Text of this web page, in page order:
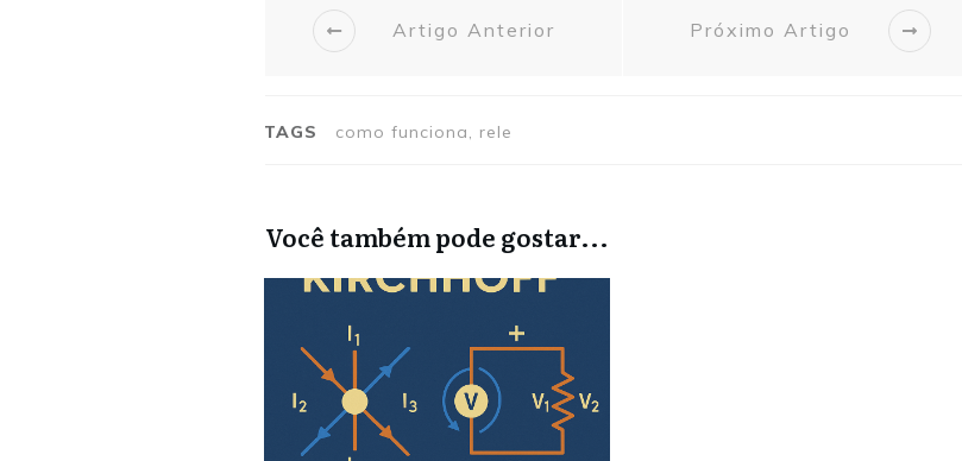
Artigo Anterior Próximo Artigo
TAGS como funciona, rele
Você também pode gostar...